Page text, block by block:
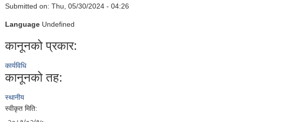
Submitted on: Thu, 05/30/2024 - 04:26
Language Undefined
कानूनको प्रकार:
कार्यविधि
कानूनको तह:
स्थानीय
स्वीकृत मिति: